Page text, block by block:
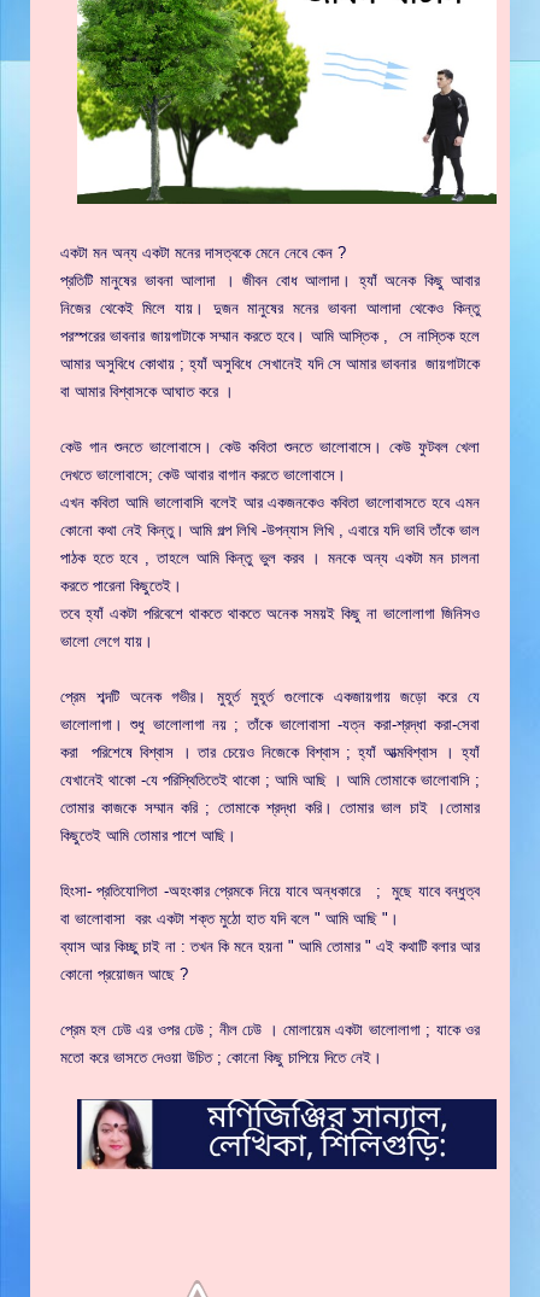
একটা মন অন্য একটা মনের দাসত্বকে মেনে নেবে কেন ?
প্রতিটি মানুষের ভাবনা আলাদা । জীবন বোধ আলাদা। হ্যাঁ অনেক কিছু আবার
নিজের থেকেই মিলে যায়। দুজন মানুষের মনের ভাবনা আলাদা থেকেও কিন্তু
পরস্পরের ভাবনার জায়গাটাকে সম্মান করতে হবে। আমি আস্তিক , সে নাস্তিক হলে
আমার অসুবিধে কোথায় ; হ্যাঁ অসুবিধে সেখানেই যদি সে আমার ভাবনার জায়গাটাকে
বা আমার বিশ্বাসকে আঘাত করে ।
কেউ গান শুনতে ভালোবাসে। কেউ কবিতা শুনতে ভালোবাসে। কেউ ফুটবল খেলা
দেখতে ভালোবাসে; কেউ আবার বাগান করতে ভালোবাসে।
এখন কবিতা আমি ভালোবাসি বলেই আর একজনকেও কবিতা ভালোবাসতে হবে এমন
কোনো কথা নেই কিন্তু। আমি গল্প লিখি -উপন্যাস লিখি , এবারে যদি ভাবি তাঁকে ভাল
পাঠক হতে হবে , তাহলে আমি কিন্তু ভুল করব । মনকে অন্য একটা মন চালনা
করতে পারেনা কিছুতেই।
তবে হ্যাঁ একটা পরিবেশে থাকতে থাকতে অনেক সময়ই কিছু না ভালোলাগা জিনিসও
ভালো লেগে যায়।
প্রেম শব্দটি অনেক গভীর। মুহূর্ত মুহূর্ত গুলোকে একজায়গায় জড়ো করে যে
ভালোলাগা। শুধু ভালোলাগা নয় ; তাঁকে ভালোবাসা -যত্ন করা-শ্রদ্ধা করা-সেবা
করা পরিশেষে বিশ্বাস । তার চেয়েও নিজেকে বিশ্বাস ; হ্যাঁ আত্মবিশ্বাস । হ্যাঁ
যেখানেই থাকো -যে পরিস্থিতিতেই থাকো ; আমি আছি । আমি তোমাকে ভালোবাসি ;
তোমার কাজকে সম্মান করি ; তোমাকে শ্রদ্ধা করি। তোমার ভাল চাই ।তোমার
কিছুতেই আমি তোমার পাশে আছি।
হিংসা- প্রতিযোগিতা -অহংকার প্রেমকে নিয়ে যাবে অন্ধকারে ; মুছে যাবে বন্ধুত্ব
বা ভালোবাসা বরং একটা শক্ত মুঠো হাত যদি বলে " আমি আছি "।
ব্যাস আর কিচ্ছু চাই না : তখন কি মনে হয়না " আমি তোমার " এই কথাটি বলার আর
কোনো প্রয়োজন আছে ?
প্রেম হল ঢেউ এর ওপর ঢেউ ; নীল ঢেউ । মোলায়েম একটা ভালোলাগা ; যাকে ওর
মতো করে ভাসতে দেওয়া উচিত ; কোনো কিছু চাপিয়ে দিতে নেই।